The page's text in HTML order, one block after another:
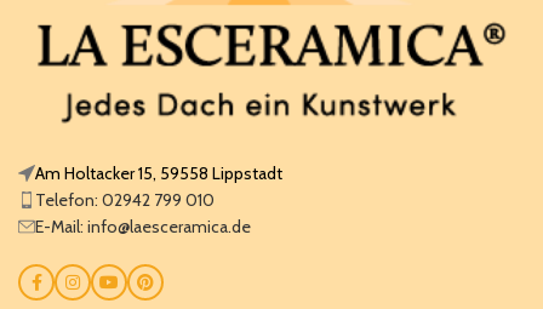
Am Holtacker 15, 59558 Lippstadt
Telefon: 02942 799 010
E-Mail: info@laesceramica.de